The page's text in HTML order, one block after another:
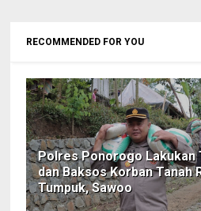
RECOMMENDED FOR YOU
Polres Ponorogo Lakukan
dan Baksos Korban Tanah
Tumpuk, Sawoo